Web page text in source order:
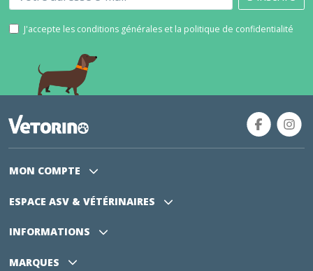
J'accepte les conditions générales et la politique de confidentialité
MON COMPTE
ESPACE ASV & VÉTÉRINAIRES
INFORMATIONS
MARQUES